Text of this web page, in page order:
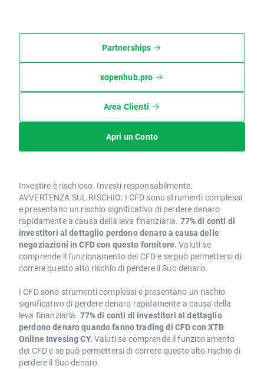
Partnerships
xopenhub.pro
Area Clienti
Apri un Conto
Investire è rischioso. Investi responsabilmente.
AVVERTENZA SUL RISCHIO: I CFD sono strumenti complessi
e presentano un rischio significativo di perdere denaro
rapidamente a causa della leva finanziaria. 77% di conti di
investitori al dettaglio perdono denaro a causa delle
negoziazioni in CFD con questo fornitore. Valuti se
comprende il funzionamento dei CFD e se può permettersi di
correre questo alto rischio di perdere il Suo denaro.
I CFD sono strumenti complessi e presentano un rischio
significativo di perdere denaro rapidamente a causa della
leva finanziaria. 77% di conti di investitori al dettaglio
perdono denaro quando fanno trading di CFD con XTB
Online Invesing CY. Valuti se comprende il funzionamento
dei CFD e se può permettersi di correre questo alto rischio di
perdere il Suo denaro.